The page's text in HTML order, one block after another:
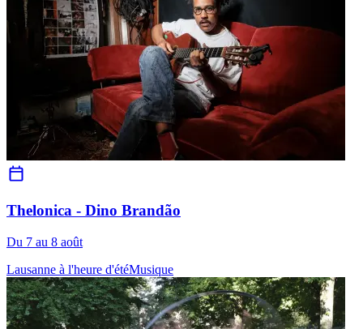
Thelonica - Dino Brandão
Du 7 au 8 août
Lausanne à l'heure d'étéMusique